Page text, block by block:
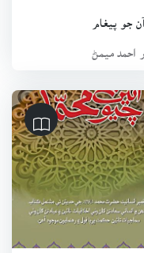
(7) خواتین اسلامی انسائیکلوپیڈیا (اردو)
ترتيب ڏنل آهن:
(13) ڇپر جا سونهان (14) فڪري تحريرون (15) قديم سنڌ جي تاريخ
(16) جيئن جيئن پرين پسن (17) انساني ڀلاين جو ديني شعور (18)
مولانا عبيدالله سنڌي (انقلابي شخصيت ۽ انقلابي ڪارناما) (19)
ايئن چيو محمدﷺ(20) قرآني الاهيات (21) شاعريءَ جو سجدو
(22) ڪالاباغ ڊيم (23) مشهور پيغمبر ۽ سڌارڪ (24) مشهور
عالم ۽ مفڪر (25) مشهور قومي اڳواڻ (26) مشهور فاتح ۽
جو پيغام
احمد ميمڻ